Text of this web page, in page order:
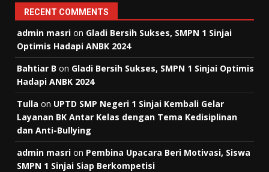
RECENT COMMENTS
admin masri on Gladi Bersih Sukses, SMPN 1 Sinjai
Optimis Hadapi ANBK 2024
Bahtiar B on Gladi Bersih Sukses, SMPN 1 Sinjai Optimis
Hadapi ANBK 2024
Tulla on UPTD SMP Negeri 1 Sinjai Kembali Gelar
Layanan BK Antar Kelas dengan Tema Kedisiplinan
dan Anti-Bullying
admin masri on Pembina Upacara Beri Motivasi, Siswa
SMPN 1 Sinjai Siap Berkompetisi